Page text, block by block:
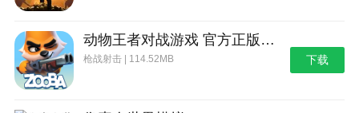
动物王者对战游戏 官方正版下载
枪战射击 | 114.52MB 下载